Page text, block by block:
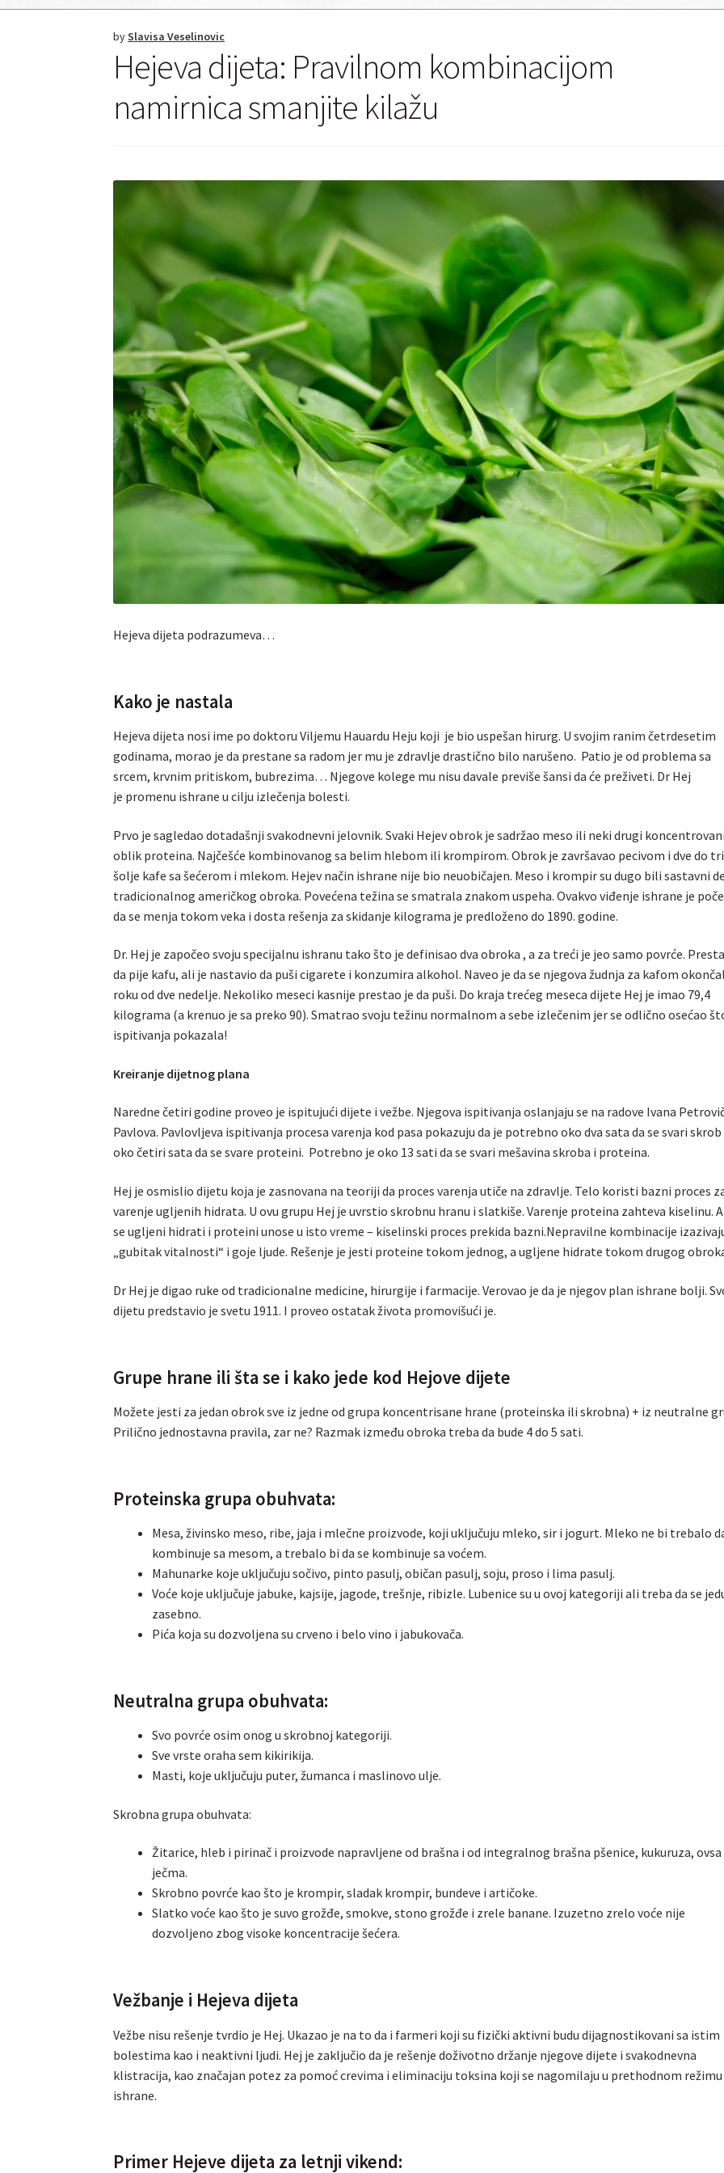
bySlavisa Veselinovic
Hejeva dijeta: Pravilnom kombinacijom
namirnica smanjite kilažu
Hejeva dijeta podrazumeva…
Kako je nastala
Hejeva dijeta nosi ime po doktoru Viljemu Hauardu Heju koji je bio uspešan hirurg. U svojim ranim četrdesetim
godinama, morao je da prestane sa radom jer mu je zdravlje drastično bilo narušeno. Patio je od problema sa
srcem, krvnim pritiskom, bubrezima… Njegove kolege mu nisu davale previše šansi da će preživeti. Dr Hej
je promenu ishrane u cilju izlečenja bolesti.
Prvo je sagledao dotadašnji svakodnevni jelovnik. Svaki Hejev obrok je sadržao meso ili neki drugi koncentrovani
oblik proteina. Najčešće kombinovanog sa belim hlebom ili krompirom. Obrok je završavao pecivom i dve do tri
šolje kafe sa šećerom i mlekom. Hejev način ishrane nije bio neuobičajen. Meso i krompir su dugo bili sastavni
tradicionalnog američkog obroka. Povećena težina se smatrala znakom uspeha. Ovakvo viđenje ishrane je
da se menja tokom veka i dosta rešenja za skidanje kilograma je predloženo do 1890. godine.
Dr. Hej je započeo svoju specijalnu ishranu tako što je definisao dva obroka , a za treći je jeo samo povrće.
da pije kafu, ali je nastavio da puši cigarete i konzumira alkohol. Naveo je da se njegova žudnja za kafom
roku od dve nedelje. Nekoliko meseci kasnije prestao je da puši. Do kraja trećeg meseca dijete Hej je imao 79,4
kilograma (a krenuo je sa preko 90). Smatrao svoju težinu normalnom a sebe izlečenim jer se odlično osećao
ispitivanja pokazala!
Kreiranje dijetnog plana
Naredne četiri godine proveo je ispitujući dijete i vežbe. Njegova ispitivanja oslanjaju se na radove Ivana
Pavlova. Pavlovljeva ispitivanja procesa varenja kod pasa pokazuju da je potrebno oko dva sata da se svari skrob
oko četiri sata da se svare proteini. Potrebno je oko 13 sati da se svari mešavina skroba i proteina.
Hej je osmislio dijetu koja je zasnovana na teoriji da proces varenja utiče na zdravlje. Telo koristi bazni proces
varenje ugljenih hidrata. U ovu grupu Hej je uvrstio skrobnu hranu i slatkiše. Varenje proteina zahteva kiselinu.
se ugljeni hidrati i proteini unose u isto vreme – kiselinski proces prekida bazni.Nepravilne kombinacije
„gubitak vitalnosti“ i goje ljude. Rešenje je jesti proteine tokom jednog, a ugljene hidrate tokom drugog
Dr Hej je digao ruke od tradicionalne medicine, hirurgije i farmacije. Verovao je da je njegov plan ishrane bolji.
dijetu predstavio je svetu 1911. I proveo ostatak života promovišući je.
Grupe hrane ili šta se i kako jede kod Hejove dijete
Možete jesti za jedan obrok sve iz jedne od grupa koncentrisane hrane (proteinska ili skrobna) + iz neutralne
Prilično jednostavna pravila, zar ne? Razmak između obroka treba da bude 4 do 5 sati.
Proteinska grupa obuhvata:
Mesa, živinsko meso, ribe, jaja i mlečne proizvode, koji uključuju mleko, sir i jogurt. Mleko ne bi trebalo
kombinuje sa mesom, a trebalo bi da se kombinuje sa voćem.
Mahunarke koje uključuju sočivo, pinto pasulj, običan pasulj, soju, proso i lima pasulj.
Voće koje uključuje jabuke, kajsije, jagode, trešnje, ribizle. Lubenice su u ovoj kategoriji ali treba da se
zasebno.
Pića koja su dozvoljena su crveno i belo vino i jabukovača.
Neutralna grupa obuhvata:
Svo povrće osim onog u skrobnoj kategoriji.
Sve vrste oraha sem kikirikija.
Masti, koje uključuju puter, žumanca i maslinovo ulje.
Skrobna grupa obuhvata:
Žitarice, hleb i pirinač i proizvode napravljene od brašna i od integralnog brašna pšenice, kukuruza, ovsa
ječma.
Skrobno povrće kao što je krompir, sladak krompir, bundeve i artičoke.
Slatko voće kao što je suvo grožđe, smokve, stono grožđe i zrele banane. Izuzetno zrelo voće nije
dozvoljeno zbog visoke koncentracije šećera.
Vežbanje i Hejeva dijeta
Vežbe nisu rešenje tvrdio je Hej. Ukazao je na to da i farmeri koji su fizički aktivni budu dijagnostikovani sa istim
bolestima kao i neaktivni ljudi. Hej je zaključio da je rešenje doživotno držanje njegove dijete i svakodnevna
klistracija, kao značajan potez za pomoć crevima i eliminaciju toksina koji se nagomilaju u prethodnom režimu
ishrane.
Primer Hejeve dijeta za letnji vikend: